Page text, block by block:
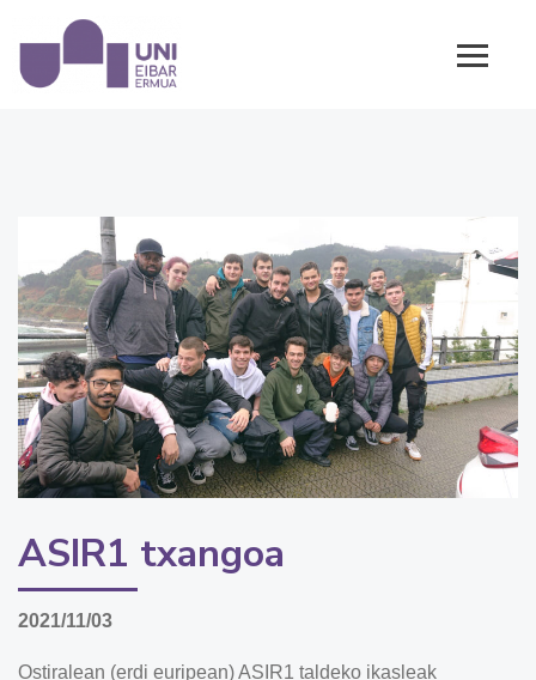
ASIR1 txangoa
2021/11/03
Ostiralean (erdi euripean) ASIR1 taldeko ikasleak